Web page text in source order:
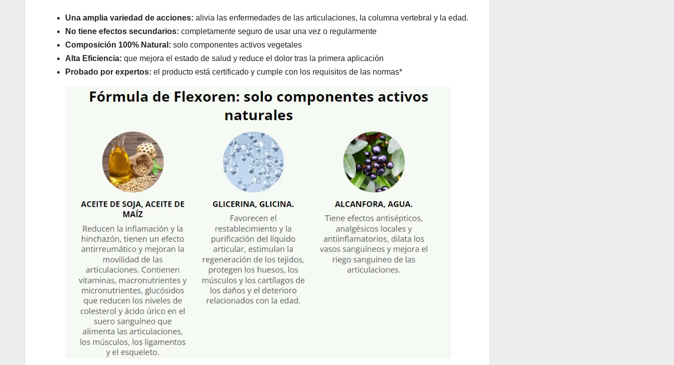
Una amplia variedad de acciones: alivia las enfermedades de las articulaciones, la columna vertebral y la edad.
No tiene efectos secundarios: completamente seguro de usar una vez o regularmente
Composición 100% Natural: solo componentes activos vegetales
Alta Eficiencia: que mejora el estado de salud y reduce el dolor tras la primera aplicación
Probado por expertos: el producto está certificado y cumple con los requisitos de las normas*